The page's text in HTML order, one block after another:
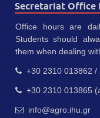
Secretariat Office
Office hours are
Students should
them when dealing
+30 2310 013862
+30 2310 013865
info@agro.ihu.gr